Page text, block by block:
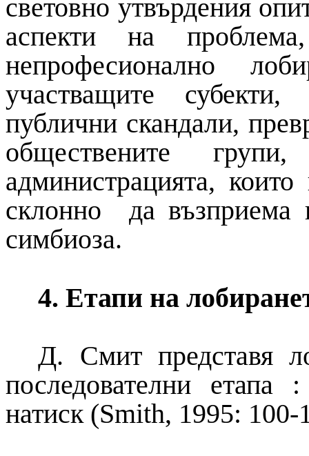
световно утвърдения
аспекти на
непрофесионално
участващите
публични скандали,
обществените
администрацията,
склонно да възприема
симбиоза.
4. Етапи на
Д. Смит представя
последователни етапа
натиск (Smith, 1995: 100-